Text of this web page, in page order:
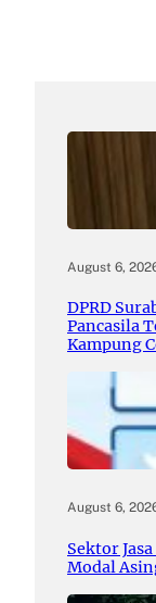
August 6,
DPRD
Pancasila
Kampung
August 6,
Sektor
Modal